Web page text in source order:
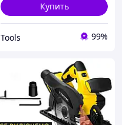
Купить
Tools 99%